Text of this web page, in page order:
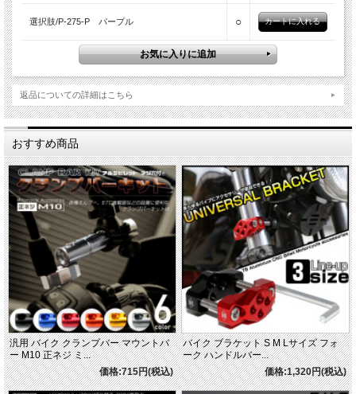
選択肢/P-275-P パープル ○
返品についての詳細はこちら
おすすめ商品
汎用 バイク クランプバー マウントバ
ー M10 正ネジ ミ...
価格:715円(税込)
バイク ブラケット S M Lサイズ フォ
ーク ハンドルバー...
価格:1,320円(税込)